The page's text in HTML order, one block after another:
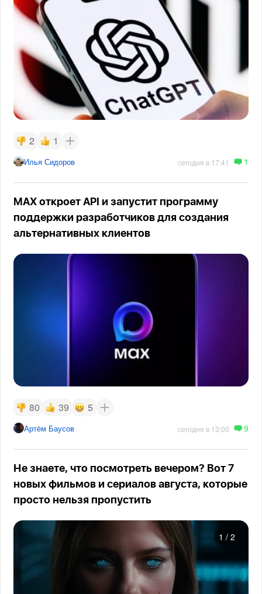
2 1
Илья Сидоров сегодня в 17:41 1
MAX откроет API и запустит программу
поддержки разработчиков для создания
альтернативных клиентов
80 39 5
Артём Баусов сегодня в 13:00 9
Не знаете, что посмотреть вечером? Вот 7
новых фильмов и сериалов августа, которые
просто нельзя пропустить
1 / 2